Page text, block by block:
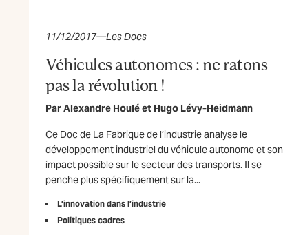
11/12/2017—Les Docs
Véhicules autonomes : ne ratons
pas la révolution !
ParAlexandre Houléet Hugo Lévy-Heidmann
Ce Doc de La Fabrique de l’industrie analyse le
développement industriel du véhicule autonome et son
impact possible sur le secteur des transports. Il se
penche plus spécifiquement sur la...
L’innovation dans l’industrie
Politiques cadres